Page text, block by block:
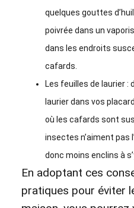
quelques gouttes
poivrée dans un
dans les endroits
cafards.
Les feuilles de laurier :
laurier dans vos
où les cafards sont
insectes n’aiment pas
donc moins enclins à
En adoptant ces
pratiques pour éviter